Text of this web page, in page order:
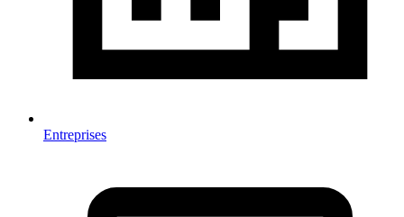
Entreprises